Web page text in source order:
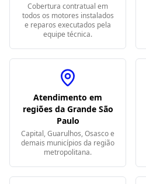
Cobertura contratual em
todos os motores instalados
e reparos executados pela
equipe técnica.
Atendimento em
regiões da Grande São
Paulo
Capital, Guarulhos, Osasco e
demais municípios da região
metropolitana.